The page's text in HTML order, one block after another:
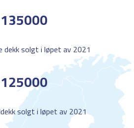
135000
dekk solgt i løpet av 2021
125000
solgt i løpet av 2021